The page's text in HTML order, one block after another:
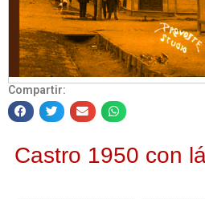
Compartir:
Castro 1950 con